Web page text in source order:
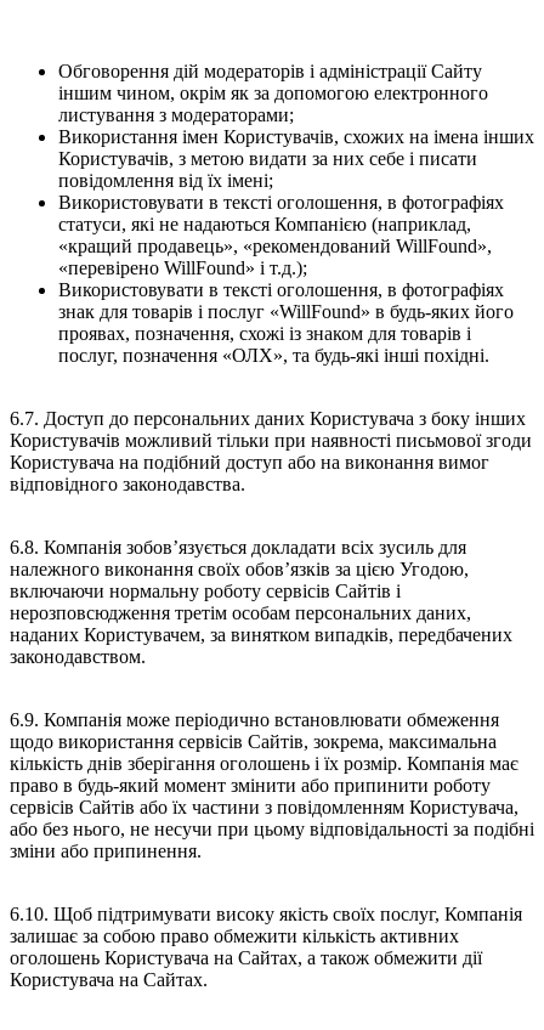
Обговорення дій модераторів і адміністрації Сайту
іншим чином, окрім як за допомогою електронного
листування з модераторами;
Використання імен Користувачів, схожих на імена інших
Користувачів, з метою видати за них себе і писати
повідомлення від їх імені;
Використовувати в тексті оголошення, в фотографіях
статуси, які не надаються Компанією (наприклад,
«кращий продавець», «рекомендований WillFound»,
«перевірено WillFound» і т.д.);
Використовувати в тексті оголошення, в фотографіях
знак для товарів і послуг «WillFound» в будь-яких його
проявах, позначення, схожі із знаком для товарів і
послуг, позначення «ОЛХ», та будь-які інші похідні.
6.7. Доступ до персональних даних Користувача з боку інших
Користувачів можливий тільки при наявності письмової згоди
Користувача на подібний доступ або на виконання вимог
відповідного законодавства.
6.8. Компанія зобов’язується докладати всіх зусиль для
належного виконання своїх обов’язків за цією Угодою,
включаючи нормальну роботу сервісів Сайтів і
нерозповсюдження третім особам персональних даних,
наданих Користувачем, за винятком випадків, передбачених
законодавством.
6.9. Компанія може періодично встановлювати обмеження
щодо використання сервісів Сайтів, зокрема, максимальна
кількість днів зберігання оголошень і їх розмір. Компанія має
право в будь-який момент змінити або припинити роботу
сервісів Сайтів або їх частини з повідомленням Користувача,
або без нього, не несучи при цьому відповідальності за подібні
зміни або припинення.
6.10. Щоб підтримувати високу якість своїх послуг, Компанія
залишає за собою право обмежити кількість активних
оголошень Користувача на Сайтах, а також обмежити дії
Користувача на Сайтах.